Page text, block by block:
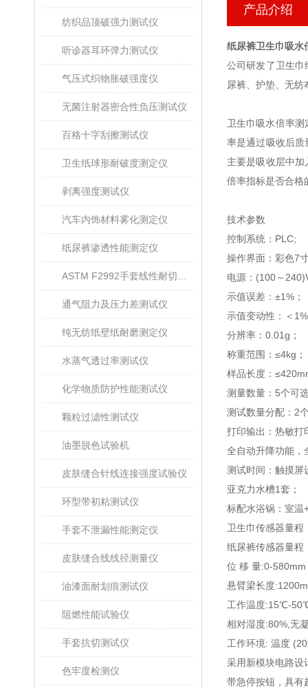
纺织品顶破强力测试仪
听诊器耳环弹力测试仪
气压式织物胀破强度仪
无菌注射器密合性负压测试仪
百格十字刮擦测试仪
卫生纸球形耐破度测定仪
剥离强度测试仪
汽车内饰材料雾化测定仪
纸尿裤渗透性能测定仪
通气阻力及压力差测试仪
纯无纺纸壁纸耐磨测定仪
水蒸气透过率测试仪
化学物质防护性能测试仪
颗粒过滤性测试仪
油墨脱色试验机
皮肤缝合针线连接强度试验仪
环型带初粘测试仪
手套不泄漏性能测定仪
皮肤缝合线线径测量仪
油漆面耐划痕测试仪
阻燃性能试验仪
手套抗切测试仪
色牢度检测仪
产品介绍
纸尿裤卫生巾吸水
公司研发了卫生巾
尿裤、护垫、无
卫生巾吸水倍率测
率是通过吸收后
主要是吸收层中
倍率指标是否合格
技术参数
控制系统： PLC;
操作界面：彩色7
电源 ： (100～
示值误差：±1% ；
示值变动性：＜ 1%
分辨率： 0.01g ；
称重范围：≤4kg ；
样品长度：≤
测量数量： 5个可
测试数量分配： 2
打印输出：热敏打
全自动升降功能，
测试时间：触摸屏
亚克力水槽1套；
标配水浴锅：室温
卫生巾传感器量程
纸尿裤传感器量程
位 移 量:0-580mm
悬臂梁长度:1 2
工作温度:15℃-
相对湿度:80%, 无
工作环境: 温度 (20
采用新模块电路设
带急停按钮，具有